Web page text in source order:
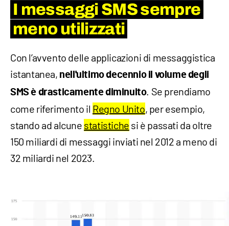
I messaggi SMS sempre
meno utilizzati
Con l’avvento delle applicazioni di messaggistica
istantanea, nell'ultimo decennio il volume degli
SMS è drasticamente diminuito. Se prendiamo
come riferimento il Regno Unito, per esempio,
stando ad alcune statistiche si è passati da oltre
150 miliardi di messaggi inviati nel 2012 a meno di
32 miliardi nel 2023.